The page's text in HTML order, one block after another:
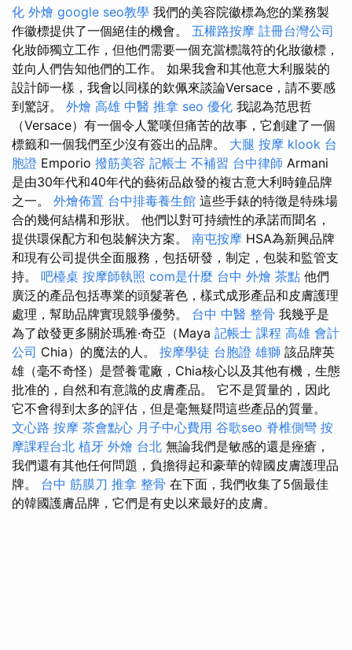
化 外燴 google seo教學 我們的美容院徽標為您的業務製
作徽標提供了一個絕佳的機會。 五權路按摩 註冊台灣公司
化妝師獨立工作，但他們需要一個充當標識符的化妝徽標，
並向人們告知他們的工作。 如果我會和其他意大利服裝的
設計師一樣，我會以同樣的欽佩來談論Versace，請不要感
到驚訝。 外燴 高雄 中醫 推拿 seo 優化 我認為范思哲
（Versace）有一個令人驚嘆但痛苦的故事，它創建了一個
標籤和一個我們至少沒有簽出的品牌。 大腿 按摩 klook 台
胞證 Emporio 撥筋美容 記帳士 不補習 台中律師 Armani
是由30年代和40年代的藝術品啟發的複古意大利時鐘品牌
之一。 外燴佈置 台中排毒養生館 這些手錶的特徵是特殊場
合的幾何結構和形狀。 他們以對可持續性的承諾而聞名，
提供環保配方和包裝解決方案。 南屯按摩 HSA為新興品牌
和現有公司提供全面服務，包括研發，制定，包裝和監管支
持。 吧檯桌 按摩師執照 com是什麼 台中 外燴 茶點 他們
廣泛的產品包括專業的頭髮著色，樣式成形產品和皮膚護理
處理，幫助品牌實現競爭優勢。 台中 中醫 整骨 我幾乎是
為了啟發更多關於瑪雅·奇亞（Maya 記帳士 課程 高雄 會計
公司 Chia）的魔法的人。 按摩學徒 台胞證 雄獅 該品牌英
雄（毫不奇怪）是營養電廠，Chia核心以及其他有機，生態
批准的，自然和有意識的皮膚產品。 它不是質量的，因此
它不會得到太多的評估，但是毫無疑問這些產品的質量。
文心路 按摩 茶會點心 月子中心費用 谷歌seo 脊椎側彎 按
摩課程台北 植牙 外燴 台北 無論我們是敏感的還是痤瘡，
我們還有其他任何問題，負擔得起和豪華的韓國皮膚護理品
牌。 台中 筋膜刀 推拿 整骨 在下面，我們收集了5個最佳
的韓國護膚品牌，它們是有史以來最好的皮膚。